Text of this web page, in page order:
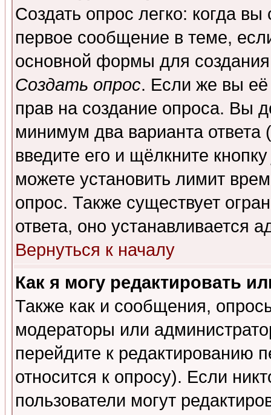
Создать опрос легко: когда
первое сообщение в теме,
основной формы для
Создать опрос. Если же вы её
прав на создание опроса. Вы
минимум два варианта ответа
введите его и щёлкните
можете установить лимит
опрос. Также существует
ответа, оно устанавливается
Вернуться к началу
Как я могу редактировать
Также как и сообщения,
модераторы или
перейдите к редактированию
относится к опросу). Если
пользователи могут